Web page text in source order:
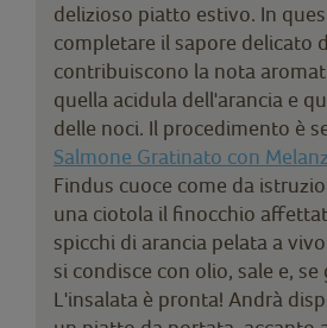
delizioso piatto estivo. In
completare il sapore delicato
contribuiscono la nota
quella acidula dell'arancia e
delle noci. Il procedimento è
Salmone Gratinato con
Findus cuoce come da
una ciotola il finocchio
spicchi di arancia pelata a
si condisce con olio, sale e,
L'insalata è pronta! Andrà